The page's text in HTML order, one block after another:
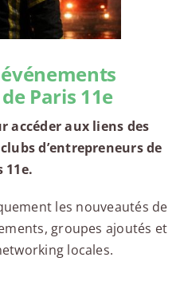
Paris 11e
accéder aux liens des
d’entrepreneurs de
11e.
les nouveautés de
groupes ajoutés et
locales.